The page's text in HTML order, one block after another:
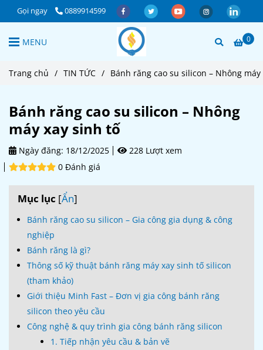
Gọi ngay 0889914599
0
MENU
Trang chủ / TIN TỨC / Bánh răng cao su silicon – Nhông
Bánh răng cao su silicon – Nhông
máy xay sinh tố
Ngày đăng: 18/12/2025
228 Lượt xem
0 Đánh giá
Mục lục [Ẩn]
Bánh răng cao su silicon – Gia công gia dụng & công
nghiệp
Bánh răng là gì?
Thông số kỹ thuật bánh răng máy xay sinh tố silicon
(tham khảo)
Giới thiệu Minh Fast – Đơn vị gia công bánh răng
silicon theo yêu cầu
Công nghệ & quy trình gia công bánh răng silicon
1. Tiếp nhận yêu cầu & bản vẽ